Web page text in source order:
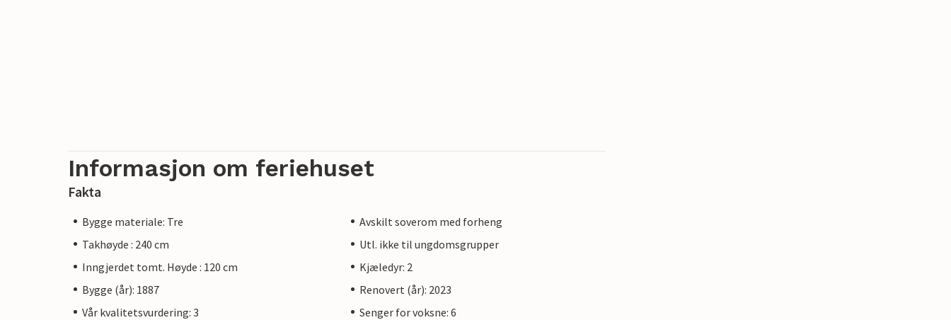
Informasjon om feriehuset
Fakta
Bygge materiale: Tre
Avskilt soverom med forheng
Takhøyde : 240 cm
Utl. ikke til ungdomsgrupper
Inngjerdet tomt. Høyde : 120 cm
Kjæledyr: 2
Bygge (år): 1887
Renovert (år): 2023
Vår kvalitetsvurdering: 3
Senger for voksne: 6